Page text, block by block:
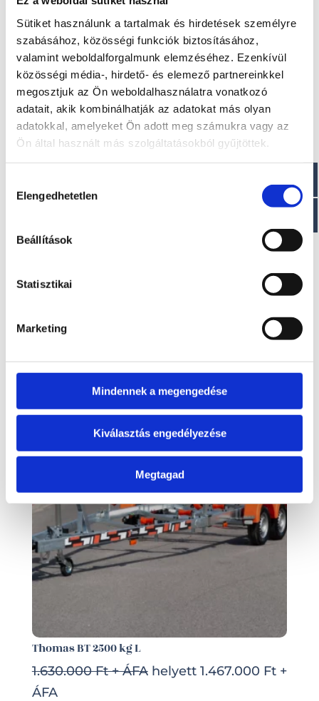
Sütiket használunk a tartalmak és hirdetések személyre
szabásához, közösségi funkciók biztosításához,
valamint weboldalforgalmunk elemzéséhez. Ezenkívül
közösségi média-, hirdető- és elemező partnereinkkel
megosztjuk az Ön weboldalhasználatra vonatkozó
adatait, akik kombinálhatják az adatokat más olyan
adatokkal, amelyeket Ön adott meg számukra vagy az
Ön által használt más szolgáltatásokból gyűjtöttek.
kiválasztása
Elengedhetetlen
Beállítások
Statisztikai
Marketing
Mindennek a megengedése
Kiválasztás engedélyezése
Megtagad
1.530.000 Ft + ÁFA
helyett 1.377.000 Ft +
Thomas BT 2500 kg L
1.630.000 Ft + ÁFAhelyett 1.467.000 Ft +
ÁFA